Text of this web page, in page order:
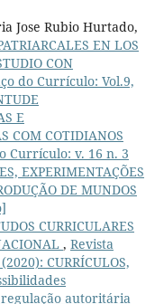
Jose Rubio Hurtado,
EN LOS
CON
do Currículo: Vol.9,
E
COM COTIDIANOS
Currículo: v. 16 n. 3
EXPERIMENTAÇÕES
DE MUNDOS
CURRICULARES
, Revista
CURRÍCULOS,
autoritária